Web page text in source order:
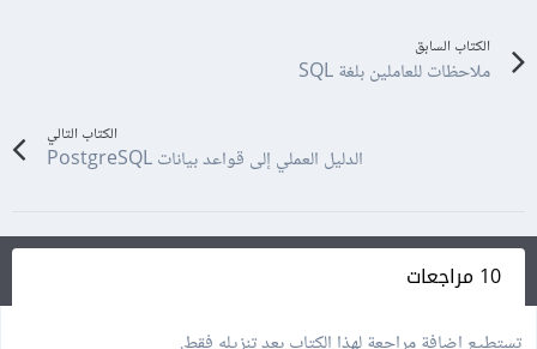
الكتاب السابق
ملاحظات للعاملين بلغة SQL
الكتاب التالي
الدليل العملي إلى قواعد بيانات PostgreSQL
10 مراجعات